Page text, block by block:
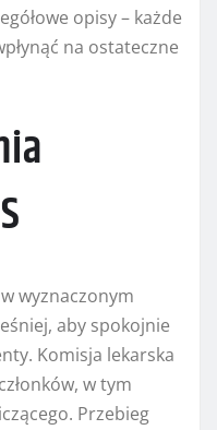
opisy – każde
na ostateczne
wyznaczonym
aby spokojnie
Komisja lekarska
w tym
Przebieg